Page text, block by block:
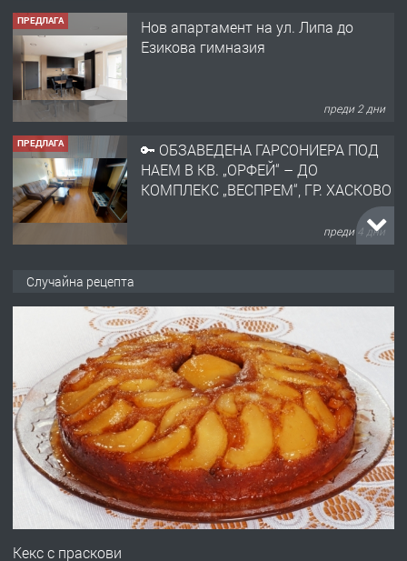
ПРЕДЛАГА
🔑 ОБЗАВЕДЕНА ГАРСОНИЕРА ПОД
НАЕМ В КВ. „ОРФЕЙ“ – ДО
преди 4 дни
ПРЕДЛАГА
НАПЪЛНО ОБЗАВЕДЕН И
ОБОРУДВАН ТРИСТАЕН
АПАРТАМЕНТ В ЦЕНТЪРА НА ГР.
преди 5 дни
преди 5 дни
ПРЕДЛАГА
№4120 Магазин/Офис под наем в кв.
Любен Каравелов, Хасково-близо до
градската градина!
преди 5 дни
ПРЕДЛАГА
ПРОСТОРЕН ТРИСТАЕН
Случайна рецепта
Кекс с праскови